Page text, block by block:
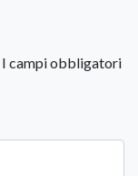
I campi obbligatori